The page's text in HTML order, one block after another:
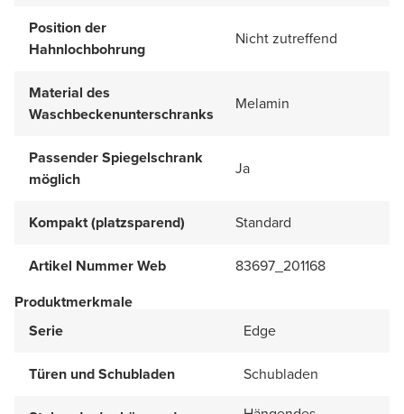
Position der
Hahnlochbohrung
Nicht zutreffend
Material des
Waschbeckenunterschranks
Melamin
Passender Spiegelschrank
möglich
Ja
Kompakt (platzsparend) Standard
Artikel Nummer Web
83697_201168
Produktmerkmale
Serie
Edge
Türen und Schubladen Schubladen